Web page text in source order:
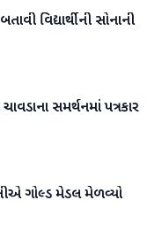
વિદ્યાર્થીની સોનાની
સમર્થનમાં પત્રકાર
ગોલ્ડ મેડલ મેળવ્યો